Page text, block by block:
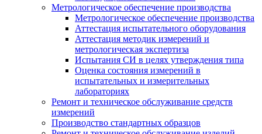
Метрологическое обеспечение производства
Метрологическое обеспечение производства
Аттестация испытательного оборудования
Аттестация методик измерений и
метрологическая экспертиза
Испытания СИ в целях утверждения типа
Оценка состояния измерений в
испытательных и измерительных
лабораториях
Ремонт и техническое обслуживание средств
измерений
Производство стандартных образцов